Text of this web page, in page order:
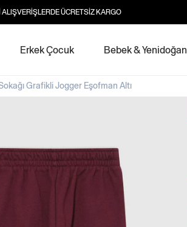
ÜCRETSİZ KARGO
Erkek Çocuk Bebek & Yenidoğan
Grafikli Jogger Eşofman Altı